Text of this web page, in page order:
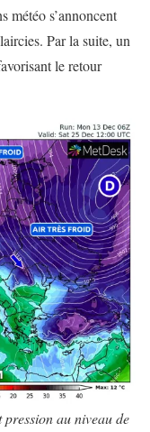
météo s’annoncent
Par la suite, un
le retour
au niveau de